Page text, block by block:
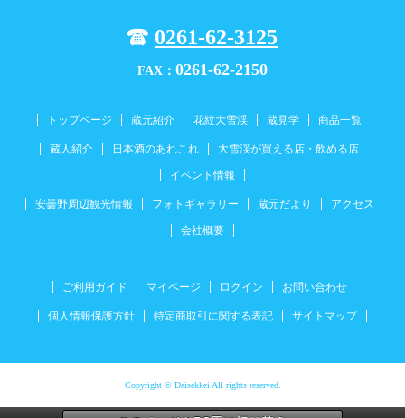
0261-62-3125
FAX： 0261-62-2150
トップページ 蔵元紹介 花紋大雪渓 蔵見学 商品一覧
蔵人紹介 日本酒のあれこれ 大雪渓が買える店・飲める店
イベント情報
安曇野周辺観光情報 フォトギャラリー 蔵元だより アクセス
会社概要
ご利用ガイド マイページ ログイン お問い合わせ
個人情報保護方針 特定商取引に関する表記 サイトマップ
Copyright © Daisekkei All rights reserved.